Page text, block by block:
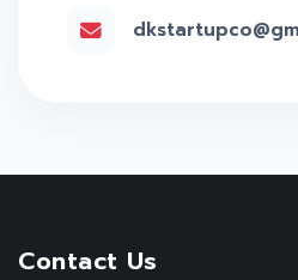
Contact Us